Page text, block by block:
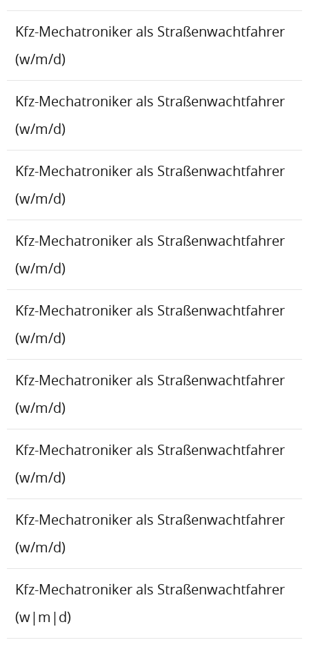
Kfz-Mechatroniker als Straßenwachtfahrer
(w/m/d)
Kfz-Mechatroniker als Straßenwachtfahrer
(w/m/d)
Kfz-Mechatroniker als Straßenwachtfahrer
(w/m/d)
Kfz-Mechatroniker als Straßenwachtfahrer
(w/m/d)
Kfz-Mechatroniker als Straßenwachtfahrer
(w/m/d)
Kfz-Mechatroniker als Straßenwachtfahrer
(w/m/d)
Kfz-Mechatroniker als Straßenwachtfahrer
(w/m/d)
Kfz-Mechatroniker als Straßenwachtfahrer
(w/m/d)
Kfz-Mechatroniker als Straßenwachtfahrer
(w|m|d)